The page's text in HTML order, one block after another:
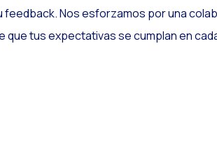
feedback. Nos esforzamos por una
que tus expectativas se cumplan en